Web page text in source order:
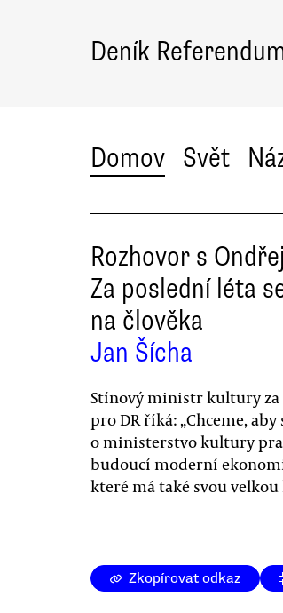
Deník
Domov Svět
Rozhovor s
Za poslední léta
na člověka
Jan Šícha
Stínový ministr kultury
pro DR říká: „Chceme,
o ministerstvo kultury
budoucí moderní
které má také svou
Zkopírovat odkaz